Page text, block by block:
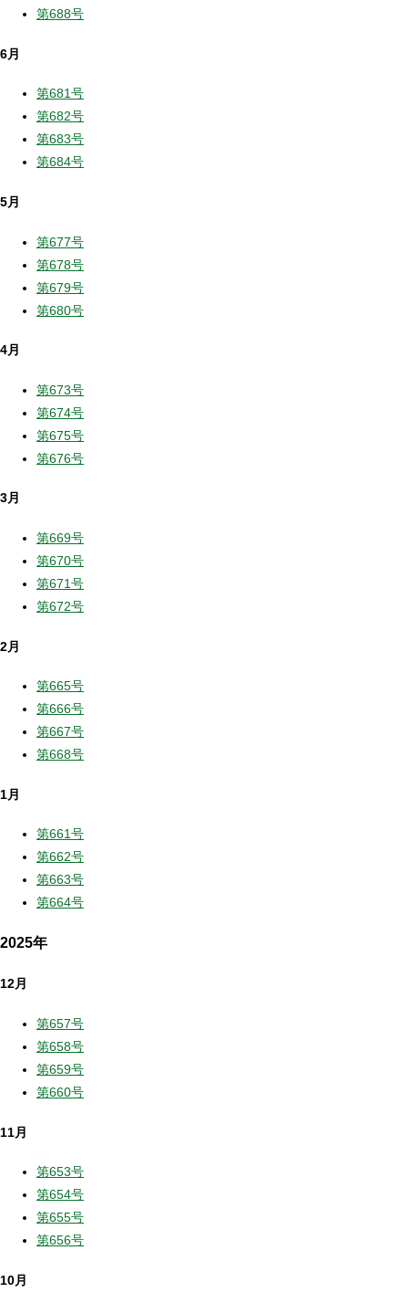
第688号
6月
第681号
第682号
第683号
第684号
5月
第677号
第678号
第679号
第680号
4月
第673号
第674号
第675号
第676号
3月
第669号
第670号
第671号
第672号
2月
第665号
第666号
第667号
第668号
1月
第661号
第662号
第663号
第664号
2025年
12月
第657号
第658号
第659号
第660号
11月
第653号
第654号
第655号
第656号
10月